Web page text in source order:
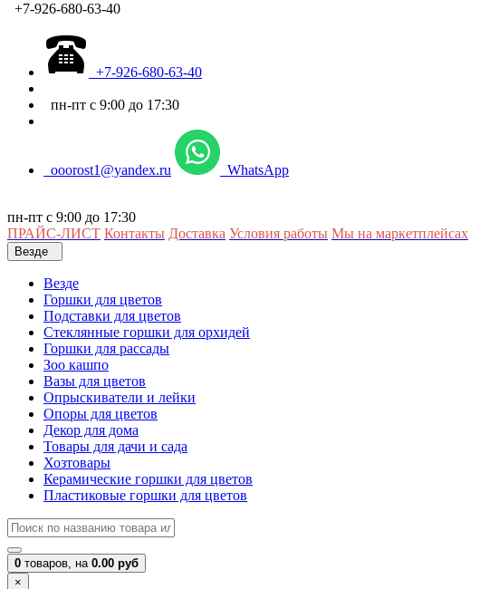
+7-926-680-63-40
+7-926-680-63-40
пн-пт с 9:00 до 17:30
ooorost1@yandex.ru WhatsApp
пн-пт с 9:00 до 17:30
ПРАЙС-ЛИСТ Контакты Доставка Условия работы Мы на маркетплейсах
Везде
Везде
Горшки для цветов
Подставки для цветов
Стеклянные горшки для орхидей
Горшки для рассады
Зоо кашпо
Вазы для цветов
Опрыскиватели и лейки
Опоры для цветов
Декор для дома
Товары для дачи и сада
Хозтовары
Керамические горшки для цветов
Пластиковые горшки для цветов
0 товаров, на 0.00 руб
×